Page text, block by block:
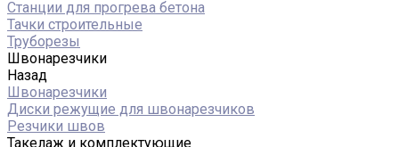
Станции для прогрева бетона
Тачки строительные
Труборезы
Швонарезчики
Назад
Швонарезчики
Диски режущие для швонарезчиков
Резчики швов
Такелаж и комплектующие